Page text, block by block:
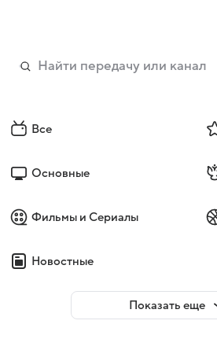
Регистрация
Все
Основные
Фильмы и Сериалы
Новостные
Показать еще